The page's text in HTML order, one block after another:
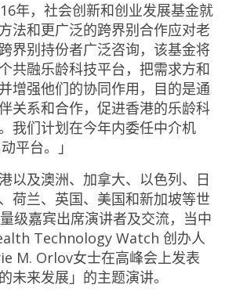
年，社会创新和创业发展基金就
法和更广泛的跨界别合作应对老
界别持份者广泛咨询，该基金将
共融乐龄科技平台，把需求方和
增强他们的协同作用，目的是通
关系和合作，促进香港的乐龄科
我们计划在今年内委任中介机
平台。」
以及澳洲、加拿大、以色列、日
荷兰、英国、美国和新加坡等世
级嘉宾出席演讲者及交流，当中
Technology Watch 创办人
M. Orlov女士在高峰会上发表
未来发展」的主题演讲。